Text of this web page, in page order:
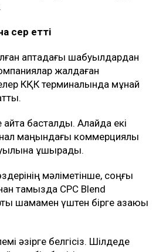
әсер етті
аптадағы шабуылдардан
жалдаған
КҚК терминалында мұнай
басталды. Алайда екі
маңындағы коммерциялық
ұшырады.
мәліметінше, соңғы
тамызда CPC Blend
шамамен үштен бірге азаюы
әзірге белгісіз. Шілдеде